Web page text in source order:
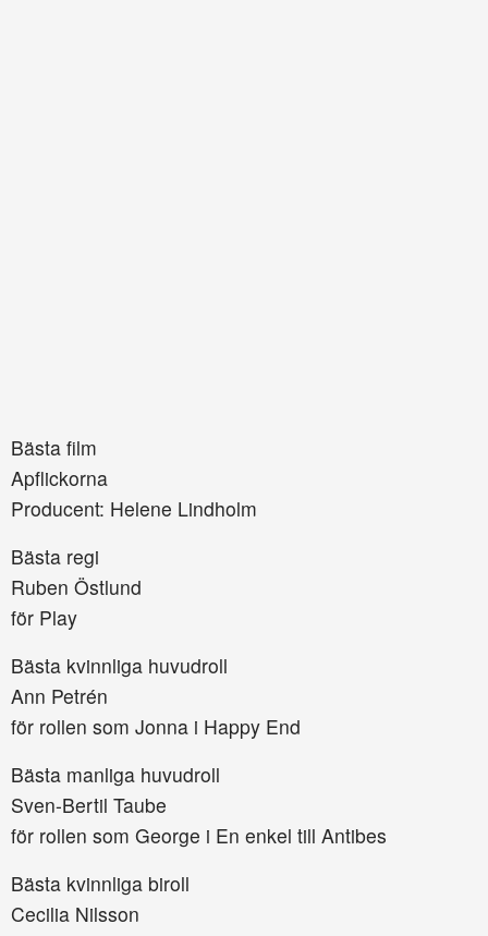
Bästa film
Apflickorna
Producent: Helene Lindholm
Bästa regi
Ruben Östlund
för Play
Bästa kvinnliga huvudroll
Ann Petrén
för rollen som Jonna i Happy End
Bästa manliga huvudroll
Sven-Bertil Taube
för rollen som George i En enkel till Antibes
Bästa kvinnliga biroll
Cecilia Nilsson